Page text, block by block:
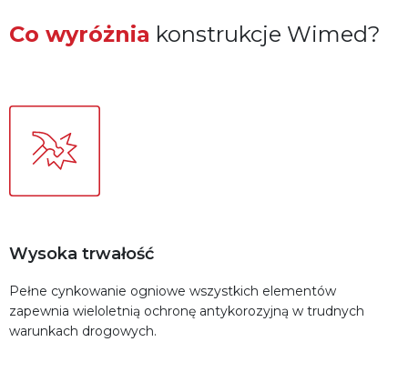
Co wyróżnia konstrukcje Wimed?
Wysoka trwałość
Pełne cynkowanie ogniowe wszystkich elementów
zapewnia wieloletnią ochronę antykorozyjną w trudnych
warunkach drogowych.